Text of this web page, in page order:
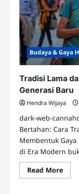
Budaya & Gaya
Tradisi Lama
Generasi Baru
Hendra Wijaya
dark-web-
Bertahan: Cara
Membentuk
di Era Modern
Read MoreRead
more